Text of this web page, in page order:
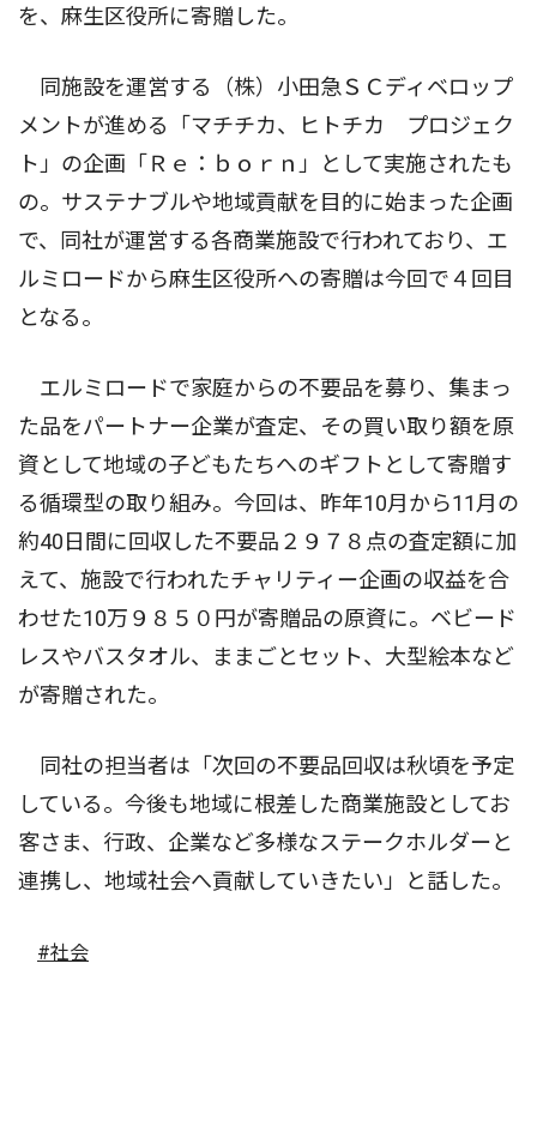
を、麻生区役所に寄贈した。
同施設を運営する（株）小田急ＳＣディベロップ
メントが進める「マチチカ、ヒトチカ プロジェク
ト」の企画「Ｒｅ：ｂｏｒｎ」として実施されたも
の。サステナブルや地域貢献を目的に始まった企画
で、同社が運営する各商業施設で行われており、エ
ルミロードから麻生区役所への寄贈は今回で４回目
となる。
エルミロードで家庭からの不要品を募り、集まっ
た品をパートナー企業が査定、その買い取り額を原
資として地域の子どもたちへのギフトとして寄贈す
る循環型の取り組み。今回は、昨年10月から11月の
約40日間に回収した不要品２９７８点の査定額に加
えて、施設で行われたチャリティー企画の収益を合
わせた10万９８５０円が寄贈品の原資に。ベビード
レスやバスタオル、ままごとセット、大型絵本など
が寄贈された。
同社の担当者は「次回の不要品回収は秋頃を予定
している。今後も地域に根差した商業施設としてお
客さま、行政、企業など多様なステークホルダーと
連携し、地域社会へ貢献していきたい」と話した。
#社会